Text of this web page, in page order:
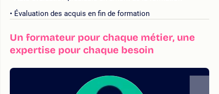
Évaluation des acquis en fin de formation
Un formateur pour chaque métier, une
expertise pour chaque besoin